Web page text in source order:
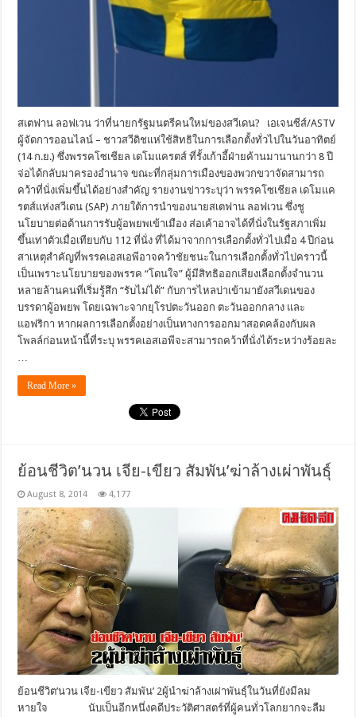
สเตฟาน ลอฟเวน ว่าที่นายกรัฐมนตรีคนใหม่ของสวีเดน? เอเจนซีส์/ASTV
ผู้จัดการออนไลน์ – ชาวสวีดิชแห่ใช้สิทธิในการเลือกตั้งทั่วไปในวันอาทิตย์
(14 ก.ย.) ซึ่งพรรคโซเชียล เดโมแครตส์ ที่รั้งเก้าอี้ฝ่ายค้านมานานกว่า 8 ปี
จ่อได้กลับมาครองอำนาจ ขณะที่กลุ่มการเมืองของพวกขวาจัดสามารถ
คว้าที่นั่งเพิ่มขึ้นได้อย่างสำคัญ รายงานข่าวระบุว่า พรรคโซเชียล เดโมแค
รตส์แห่งสวีเดน (SAP) ภายใต้การนำของนายสเตฟาน ลอฟเวน ซึ่งชู
นโยบายต่อต้านการรับผู้อพยพเข้าเมือง ส่อเค้าอาจได้ที่นั่งในรัฐสภาเพิ่ม
ขึ้นเท่าตัวเมื่อเทียบกับ 112 ที่นั่ง ที่ได้มาจากการเลือกตั้งทั่วไปเมื่อ 4 ปีก่อน
สาเหตุสำคัญที่พรรคเอสเอพีอาจคว้าชัยชนะในการเลือกตั้งทั่วไปคราวนี้
เป็นเพราะนโยบายของพรรค “โดนใจ” ผู้มีสิทธิออกเสียงเลือกตั้งจำนวน
หลายล้านคนที่เริ่มรู้สึก “รับไม่ได้” กับการไหลบ่าเข้ามายังสวีเดนของ
บรรดาผู้อพยพ โดยเฉพาะจากยุโรปตะวันออก ตะวันออกกลาง และ
แอฟริกา หากผลการเลือกตั้งอย่างเป็นทางการออกมาสอดคล้องกับผล
โพลล์ก่อนหน้านี้ที่ระบุ พรรคเอสเอพีจะสามารถคว้าที่นั่งได้ระหว่างร้อยละ
…
Read More »
ย้อนชีวิต’นวน เจีย-เขียว สัมพัน’ฆ่าล้างเผ่าพันธุ์
August 8, 2014 4,177
ย้อนชีวิต’นวน เจีย-เขียว สัมพัน’ 2ผู้นำฆ่าล้างเผ่าพันธุ์ในวันที่ยังมีลม
หายใจ นับเป็นอีกหนึ่งคดีประวัติศาสตร์ที่ผู้คนทั่วโลกยากจะลืม